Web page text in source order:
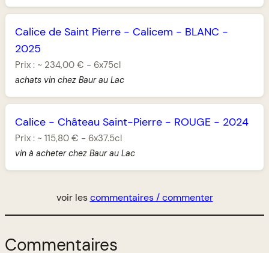
Calice de Saint Pierre - Calicem - BLANC -
2025
Prix : ~ 234,00 € - 6x75cl
achats vin chez Baur au Lac
Calice - Château Saint-Pierre - ROUGE - 2024
Prix : ~ 115,80 € - 6x37.5cl
vin à acheter chez Baur au Lac
voir lescommentaires / commenter
Commentaires